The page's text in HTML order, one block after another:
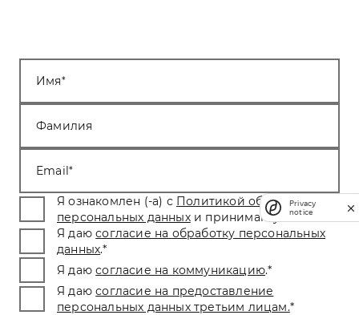
Имя
Фамилия
Email
Я ознакомлен (-а) с Политикой обработки
персональных данных и принимаю условия.
Я даю согласие на обработку персональных
данных.*
Я даю согласие на коммуникацию.*
Я даю согласие на предоставление
персональных данных третьим лицам.*
Privacy
notice